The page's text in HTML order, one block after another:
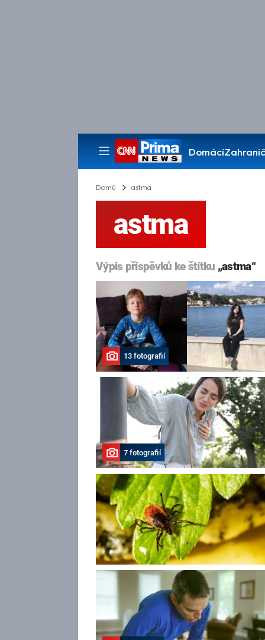
Domácí
Pořady
Domů astma
astma
Výpis příspěvků ke štítku „astma“
13 fotografií
7 fotografií